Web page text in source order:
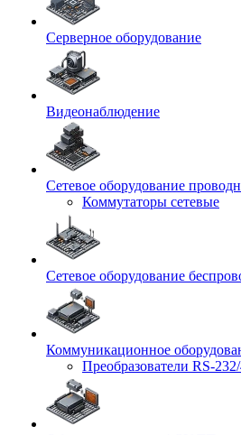
Серверное оборудование
Видеонаблюдение
Сетевое оборудование
Коммутаторы сетевые
Сетевое оборудование
Коммуникационное
Преобразователи RS-